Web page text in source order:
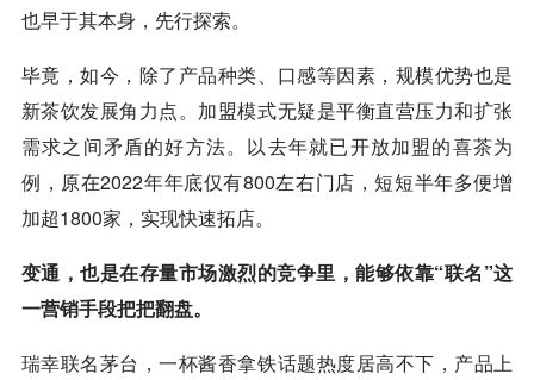
也早于其本身，先行探索。
毕竟，如今，除了产品种类、口感等因素，规模优势也是
新茶饮发展角力点。加盟模式无疑是平衡直营压力和扩张
需求之间矛盾的好方法。以去年就已开放加盟的喜茶为
例，原在2022年年底仅有800左右门店，短短半年多便增
加超1800家，实现快速拓店。
变通，也是在存量市场激烈的竞争里，能够依靠“联名”这
一营销手段把把翻盘。
瑞幸联名茅台，一杯酱香拿铁话题热度居高不下，产品上